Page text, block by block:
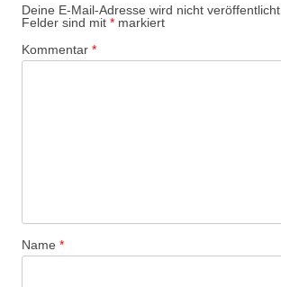
Deine E-Mail-Adresse wird nicht veröffentlicht.
Felder sind mit * markiert
Kommentar *
Name *